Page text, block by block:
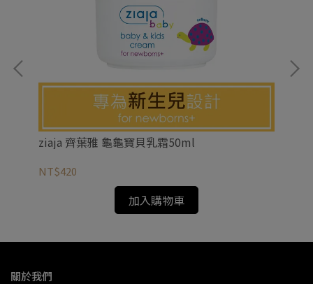
ziaja 齊葉雅 龜龜寶貝乳霜50ml
NT$420
加入購物車
關於我們